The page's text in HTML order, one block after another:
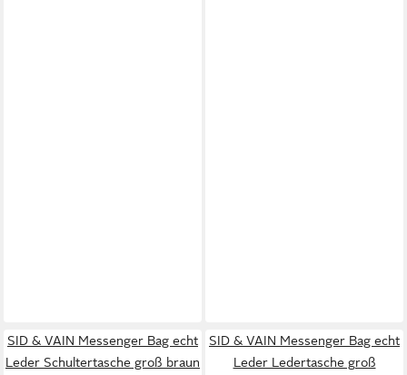
SID & VAIN Messenger Bag echt
Leder Schultertasche groß braun
SID & VAIN Messenger Bag echt
Leder Ledertasche groß